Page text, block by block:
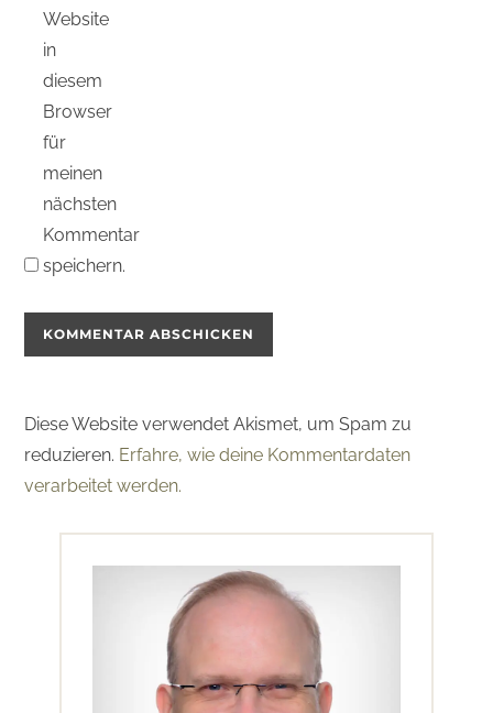
Website
in
diesem
Browser
für
meinen
nächsten
Kommentar
speichern.
Diese Website verwendet Akismet, um Spam zu
reduzieren. Erfahre, wie deine Kommentardaten
verarbeitet werden.